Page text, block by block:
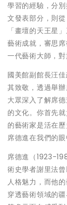
學習的經驗，分
文發表部分，則
「畫壇的天王星
藝術成就，審思
一代藝術大師，
國美館副館長汪
其致敬，透過舉
大眾深入了解席
的文化。你首先
的藝術家是活在
席德進在我們的
席德進（1923-
術史學者謝里法
人格魅力，而他
穿透藝術領域的